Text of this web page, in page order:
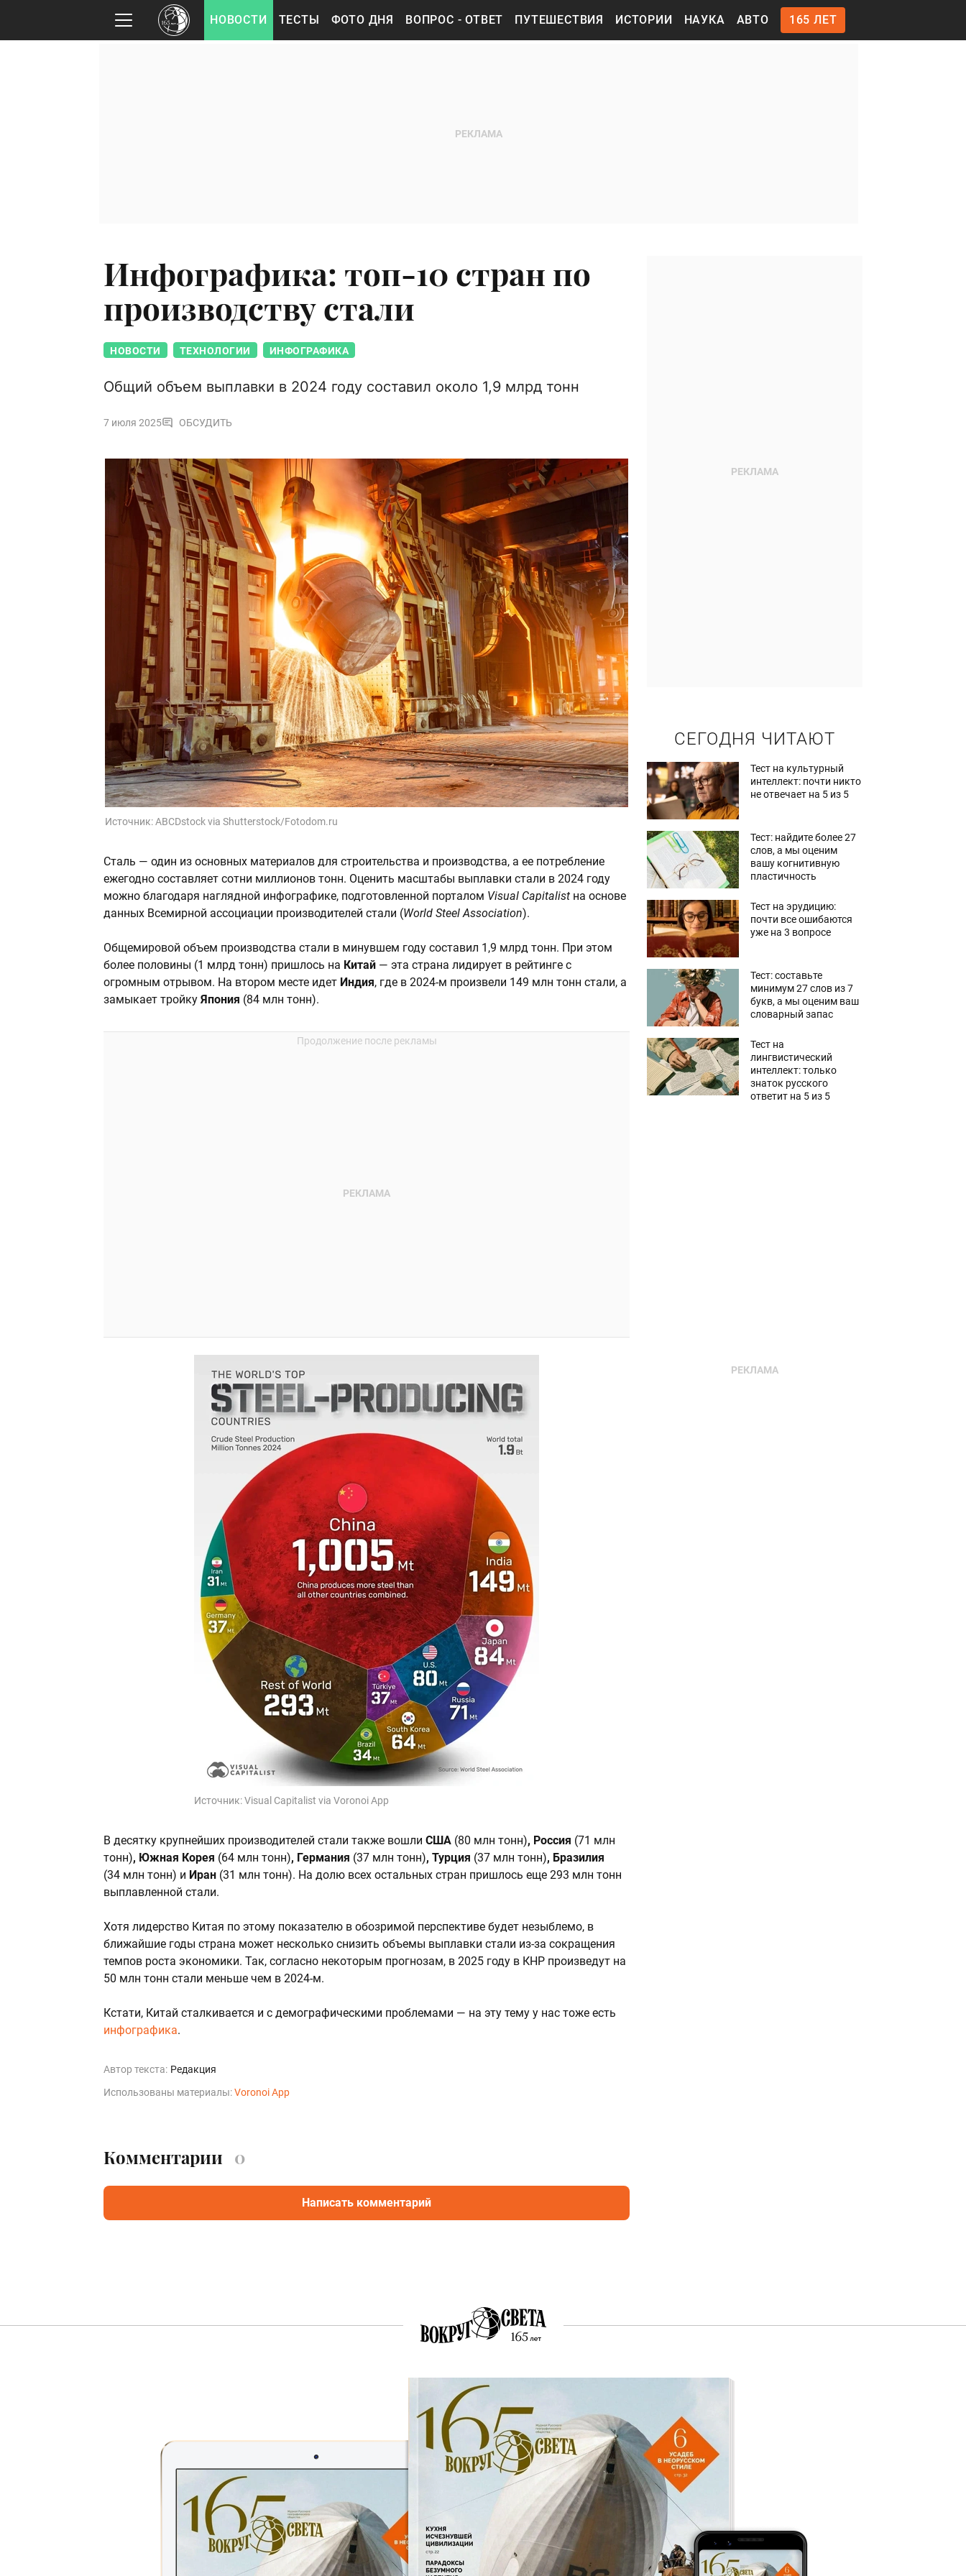
НОВОСТИ ТЕСТЫ ФОТО ДНЯ ВОПРОС - ОТВЕТ ПУТЕШЕСТВИЯ ИСТОРИИ НАУКА АВТО 165 ЛЕТ
Инфографика: топ-10 стран по
производству стали
НОВОСТИ ТЕХНОЛОГИИ ИНФОГРАФИКА
Общий объем выплавки в 2024 году составил около 1,9 млрд тонн
7 июля 2025 ОБСУДИТЬ
Источник:ABCDstock via Shutterstock/Fotodom.ru
Сталь — один из основных материалов для строительства и производства, а ее потребление
ежегодно составляет сотни миллионов тонн. Оценить масштабы выплавки стали в 2024 году
можно благодаря наглядной инфографике, подготовленной порталом Visual Capitalist на основе
данных Всемирной ассоциации производителей стали (World Steel Association).
Общемировой объем производства стали в минувшем году составил 1,9 млрд тонн. При этом
более половины (1 млрд тонн) пришлось на Китай — эта страна лидирует в рейтинге с
огромным отрывом. На втором месте идет Индия, где в 2024-м произвели 149 млн тонн стали, а
замыкает тройку Япония (84 млн тонн).
Источник:Visual Capitalist via Voronoi App
В десятку крупнейших производителей стали также вошли США (80 млн тонн), Россия (71 млн
тонн), Южная Корея (64 млн тонн), Германия (37 млн тонн), Турция (37 млн тонн), Бразилия
(34 млн тонн) и Иран (31 млн тонн). На долю всех остальных стран пришлось еще 293 млн тонн
выплавленной стали.
Хотя лидерство Китая по этому показателю в обозримой перспективе будет незыблемо, в
ближайшие годы страна может несколько снизить объемы выплавки стали из-за сокращения
темпов роста экономики. Так, согласно некоторым прогнозам, в 2025 году в КНР произведут на
50 млн тонн стали меньше чем в 2024-м.
Кстати, Китай сталкивается и с демографическими проблемами — на эту тему у нас тоже есть
инфографика.
Автор текста: Редакция
Использованы материалы:Voronoi App
СЕГОДНЯ ЧИТАЮТ
Тест на культурный
интеллект: почти никто
не отвечает на 5 из 5
Тест: найдите более 27
слов, а мы оценим
вашу когнитивную
пластичность
Тест на эрудицию:
почти все ошибаются
уже на 3 вопросе
Тест: составьте
минимум 27 слов из 7
букв, а мы оценим ваш
словарный запас
Тест на
лингвистический
интеллект: только
знаток русского
ответит на 5 из 5
Комментарии 0
Написать комментарий